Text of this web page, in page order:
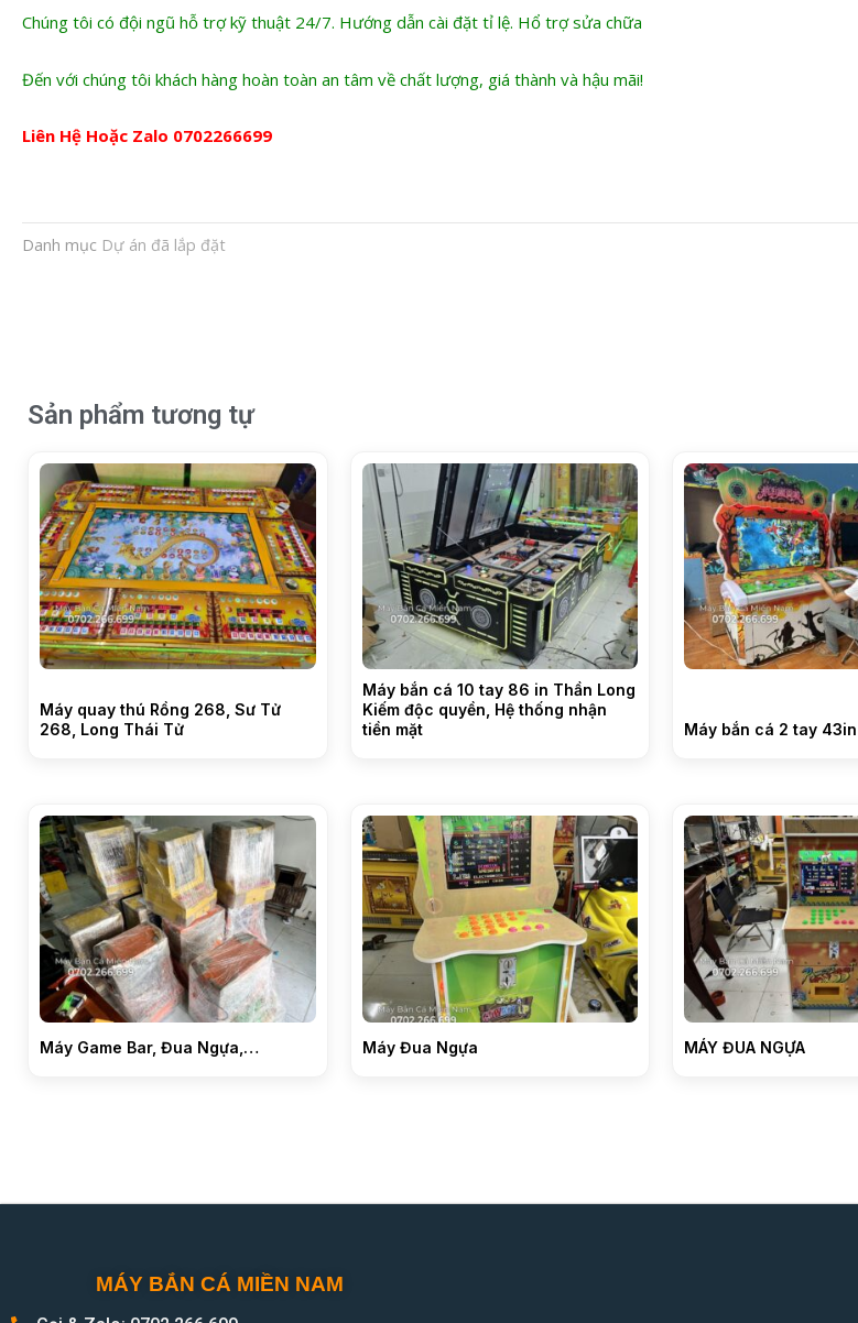
Chúng tôi có đội ngũ hỗ trợ kỹ thuật 24/7. Hướng dẫn cài đặt tỉ lệ. Hổ trợ sửa chữa
Đến với chúng tôi khách hàng hoàn toàn an tâm về chất lượng, giá thành và hậu mãi!
Liên Hệ Hoặc Zalo 0702266699
Danh mục Dự án đã lắp đặt
Sản phẩm tương tự
Máy quay thú Rồng 268, Sư Tử
268, Long Thái Tử
Máy bắn cá 10 tay 86 in Thần Long
Kiếm độc quyền, Hệ thống nhận
tiền mặt
Máy bắn cá 2 tay
Máy Game Bar, Đua Ngựa,… Máy Đua Ngựa MÁY ĐUA NGỰA
MÁY BẮN CÁ MIỀN NAM